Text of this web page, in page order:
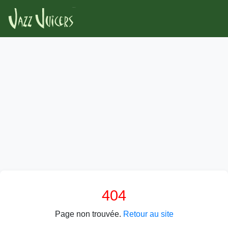
404
Page non trouvée. Retour au site